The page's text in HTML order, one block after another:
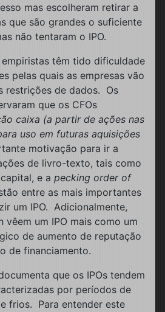
mas escolheram retirar a
que são grandes o suficiente
não tentaram o IPO.
têm tido dificuldade
pelas quais as empresas vão
restrições de dados. Os
que os CFOs
caixa (a partir de ações nas
uso em futuras aquisições
motivação para ir a
de livro-texto, tais como
e a pecking order of
entre as mais importantes
um IPO. Adicionalmente,
vêem um IPO mais como um
de aumento de reputação
de financiamento.
que os IPOs tendem
por períodos de
frios. Para entender este